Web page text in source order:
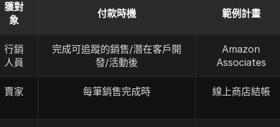
獲對
象
付款時機 範例計畫
行銷
人員
完成可追蹤的銷售/潛在客戶開
發/活動後
Amazon
Associates
賣家 每筆銷售完成時 線上商店結帳